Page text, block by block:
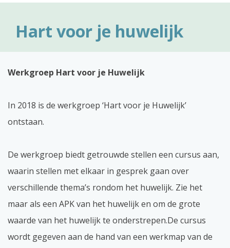
Hart voor je huwelijk
Werkgroep Hart voor je Huwelijk
In 2018 is de werkgroep ‘Hart voor je Huwelijk’
ontstaan.
De werkgroep biedt getrouwde stellen een cursus aan,
waarin stellen met elkaar in gesprek gaan over
verschillende thema’s rondom het huwelijk. Zie het
maar als een APK van het huwelijk en om de grote
waarde van het huwelijk te onderstrepen.De cursus
wordt gegeven aan de hand van een werkmap van de